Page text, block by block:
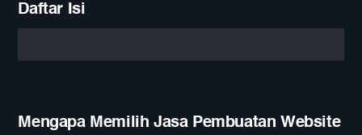
Daftar Isi
Mengapa Memilih Jasa Pembuatan Website